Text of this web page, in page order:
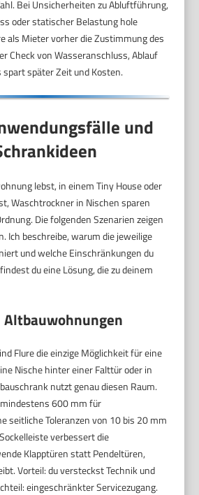
Bei Unsicherheiten zu Abluftführung,
oder statischer Belastung hole
als Mieter vorher die Zustimmung des
Check von Wasseranschluss, Ablauf
später Zeit und Kosten.
und
lebst, in einem Tiny House oder
Waschtrockner in Nischen sparen
Die folgenden Szenarien zeigen
Ich beschreibe, warum die jeweilige
und welche Einschränkungen du
du eine Lösung, die zu deinem
Altbauwohnungen
Flure die einzige Möglichkeit für eine
Nische hinter einer Falttür oder in
nutzt genau diesen Raum.
600 mm für
seitliche Toleranzen von 10 bis 20 mm
verbessert die
Klapptüren statt Pendeltüren,
Vorteil: du versteckst Technik und
eingeschränkter Servicezugang.